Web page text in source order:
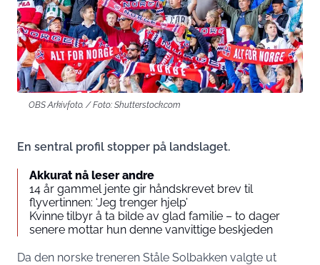
OBS Arkivfoto. / Foto: Shutterstock.com
En sentral profil stopper på landslaget.
Akkurat nå leser andre
14 år gammel jente gir håndskrevet brev til
flyvertinnen: ‘Jeg trenger hjelp’
Kvinne tilbyr å ta bilde av glad familie – to dager
senere mottar hun denne vanvittige beskjeden
Da den norske treneren Ståle Solbakken valgte ut